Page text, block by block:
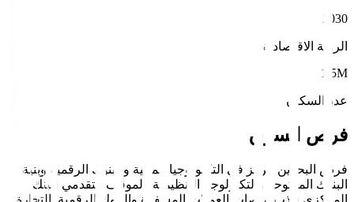
2030
الرؤية الاقتصادية
1.5M
عدد السكان
فرص السوق
فرص البحرين تتركز في التكنولوجيا المالية والبنوك الرقمية وبنية
البنوك المفتوحة والتكنولوجيا التنظيمية. الموقف التقدمي للبنك
المركزي جذب منصات العملات المشفرة والبنوك الرقمية. التجارة